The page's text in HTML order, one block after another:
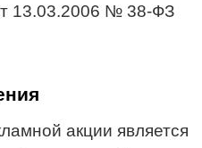
13.03.2006 № 38-ФЗ
акции является